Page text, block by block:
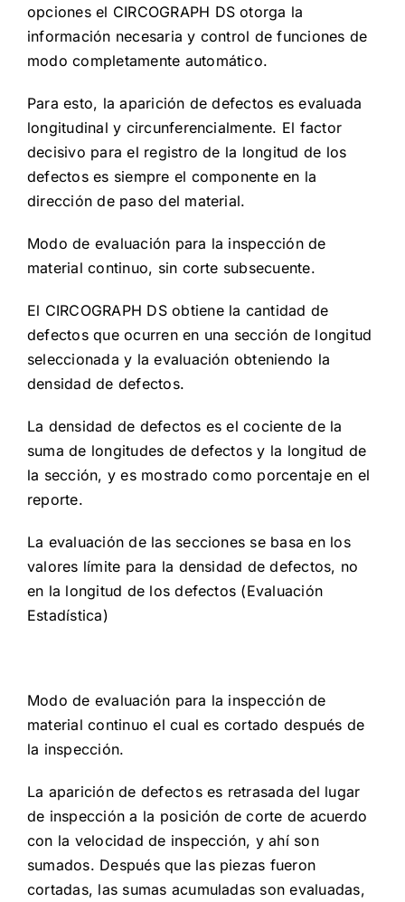
opciones el CIRCOGRAPH DS otorga la
información necesaria y control de funciones de
modo completamente automático.
Para esto, la aparición de defectos es evaluada
longitudinal y circunferencialmente. El factor
decisivo para el registro de la longitud de los
defectos es siempre el componente en la
dirección de paso del material.
Modo de evaluación para la inspección de
material continuo, sin corte subsecuente.
El CIRCOGRAPH DS obtiene la cantidad de
defectos que ocurren en una sección de longitud
seleccionada y la evaluación obteniendo la
densidad de defectos.
La densidad de defectos es el cociente de la
suma de longitudes de defectos y la longitud de
la sección, y es mostrado como porcentaje en el
reporte.
La evaluación de las secciones se basa en los
valores límite para la densidad de defectos, no
en la longitud de los defectos (Evaluación
Estadística)
Modo de evaluación para la inspección de
material continuo el cual es cortado después de
la inspección.
La aparición de defectos es retrasada del lugar
de inspección a la posición de corte de acuerdo
con la velocidad de inspección, y ahí son
sumados. Después que las piezas fueron
cortadas, las sumas acumuladas son evaluadas,